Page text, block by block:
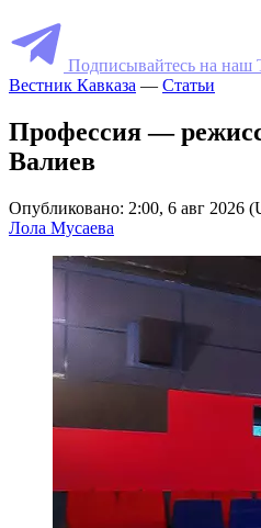
Подписывайтесь на наш
Вестник Кавказа — Статьи
Профессия —
Валиев
Опубликовано: 2:00, 6 авг 2026
Лола Мусаева